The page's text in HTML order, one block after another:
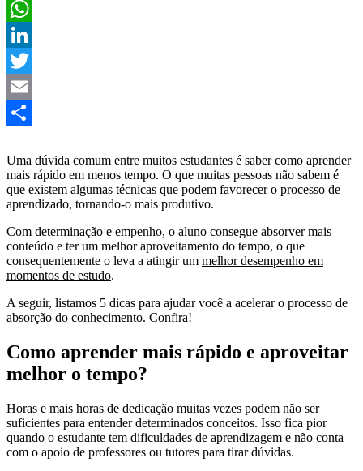
Facebook
WhatsApp
LinkedIn
Twitter
Email
Uma dúvida comum entre muitos estudantes é saber como aprender
mais rápido em menos tempo. O que muitas pessoas não sabem é
que existem algumas técnicas que podem favorecer o processo de
aprendizado, tornando-o mais produtivo.
Com determinação e empenho, o aluno consegue absorver mais
conteúdo e ter um melhor aproveitamento do tempo, o que
consequentemente o leva a atingir um melhor desempenho em
momentos de estudo.
A seguir, listamos 5 dicas para ajudar você a acelerar o processo de
absorção do conhecimento. Confira!
Como aprender mais rápido e aproveitar
melhor o tempo?
Horas e mais horas de dedicação muitas vezes podem não ser
suficientes para entender determinados conceitos. Isso fica pior
quando o estudante tem dificuldades de aprendizagem e não conta
com o apoio de professores ou tutores para tirar dúvidas.